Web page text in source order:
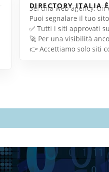
DIRECTORY ITALIA
Sei una web agency,
Puoi segnalare il tuo
✅ Tutti i siti approvati
🚀 Per una visibilità
👉 Accettiamo solo siti